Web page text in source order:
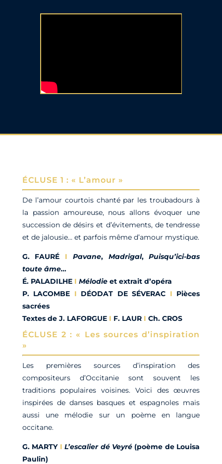
ÉCLUSE 1 : « L’amour »
De l’amour courtois chanté par les troubadours à
la passion amoureuse, nous allons évoquer une
succession de désirs et d’évitements, de tendresse
et de jalousie… et parfois même d’amour mystique.
G. FAURÉ I Pavane, Madrigal,Puisqu’ici-bas
toute âme…
É. PALADILHEI Mélodieet extrait d’opéra
P. LACOMBE I DÉODAT DE SÉVERAC I Pièces
sacrées
Textes de J. LAFORGUEI F. LAURI Ch. CROS
ÉCLUSE 2 : « Les sources d’inspiration
»
Les premières sources d’inspiration des
compositeurs d’Occitanie sont souvent les
traditions populaires voisines. Voici des œuvres
inspirées de danses basques et espagnoles mais
aussi une mélodie sur un poème en langue
occitane.
G. MARTYI L’escalier dé Veyré(poème de Louisa
Paulin)